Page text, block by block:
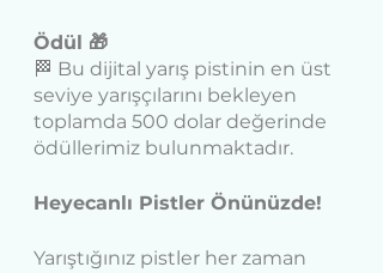
Ödül 🎁
🏁 Bu dijital yarış pistinin en üst
seviye yarışçılarını bekleyen
toplamda 500 dolar değerinde
ödüllerimiz bulunmaktadır.
Heyecanlı Pistler Önünüzde!
Yarıştığınız pistler her zaman